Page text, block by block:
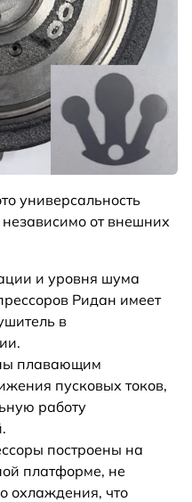
универсальность
от внешних
и уровня шума
Ридан имеет
в
плавающим
пусковых токов,
работу
построены на
платформе, не
охлаждения, что